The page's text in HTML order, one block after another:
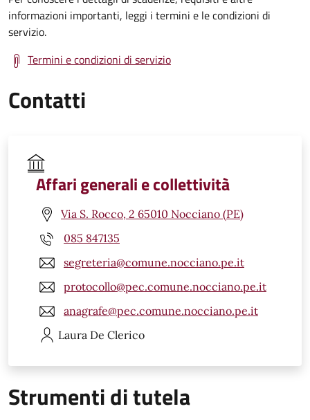
informazioni importanti, leggi i termini e le condizioni di
servizio.
Termini e condizioni di servizio
Contatti
Affari generali e collettività
Via S. Rocco, 2 65010 Nocciano (PE)
085 847135
segreteria@comune.nocciano.pe.it
protocollo@pec.comune.nocciano.pe.it
anagrafe@pec.comune.nocciano.pe.it
Laura De Clerico
Strumenti di tutela